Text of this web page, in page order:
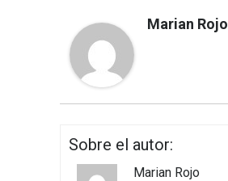
Marian Rojo
Sobre el autor:
Marian Rojo